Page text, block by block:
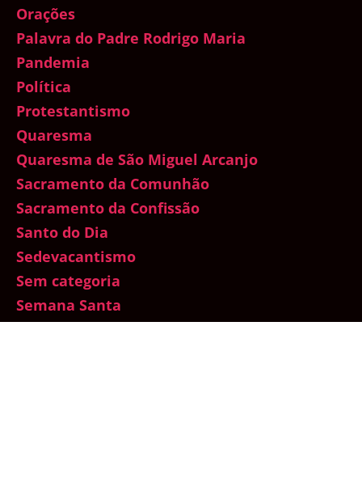
Orações
Palavra do Padre Rodrigo Maria
Pandemia
Política
Protestantismo
Quaresma
Quaresma de São Miguel Arcanjo
Sacramento da Comunhão
Sacramento da Confissão
Santo do Dia
Sedevacantismo
Sem categoria
Semana Santa